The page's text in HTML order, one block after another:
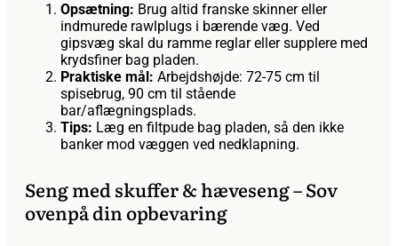
Opsætning: Brug altid franske skinner eller
indmurede rawlplugs i bærende væg. Ved
gipsvæg skal du ramme reglar eller supplere med
krydsfiner bag pladen.
Praktiske mål: Arbejdshøjde: 72-75 cm til
spisebrug, 90 cm til stående
bar/aflægningsplads.
Tips: Læg en filtpude bag pladen, så den ikke
banker mod væggen ved nedklapning.
Seng med skuffer & hæveseng – Sov
ovenpå din opbevaring